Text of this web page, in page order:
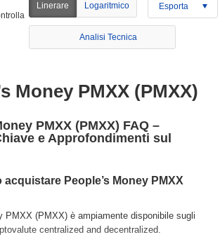
Linerare Logaritmico Esporta
Analisi Tecnica
Money PMXX (PMXX)
PMXX (PMXX) FAQ –
e Approfondimenti sul
acquistare People’s Money PMXX
PMXX (PMXX) è ampiamente disponibile sugli
centralized and decentralized.